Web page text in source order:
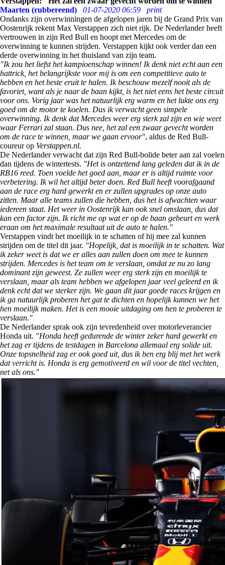
Maarten (rubbereend)
01-07-2020 06:59
print
Ondanks zijn overwinningen de afgelopen jaren bij de Grand Prix van
Oostenrijk rekent Max Verstappen zich niet rijk. De Nederlander heeft
vertrouwen in zijn Red Bull en hoopt met Mercedes om de
overwinning te kunnen strijden. Verstappen kijkt ook verder dan een
derde overwinning in het thuisland van zijn team.
"Ik zou het liefst het kampioenschap winnen! Ik denk niet echt aan een
hattrick, het belangrijkste voor mij is om een competitieve auto te
hebben en het beste eruit te halen. Ik beschouw mezelf nooit als de
favoriet, want als je naar de baan kijkt, is het niet eens het beste circuit
voor ons. Vorig jaar was het natuurlijk erg warm en het lukte ons erg
goed om de motor te koelen. Dus ik verwacht geen simpele
overwinning. Ik denk dat Mercedes weer erg sterk zal zijn en wie weet
waar Ferrari zal staan. Dus nee, het zal een zwaar gevecht worden
om de race te winnen, maar we gaan ervoor", aldus de Red Bull-
coureur op Verstappen.nl.
De Nederlander verwacht dat zijn Red Bull-bolide beter aan zal voelen
dan tijdens de wintertests. "Het is ontzettend lang geleden dat ik in de
RB16 reed. Toen voelde het goed aan, maar er is altijd ruimte voor
verbetering. Ik wil het altijd beter doen. Red Bull heeft voorafgaand
aan de race erg hard gewerkt en er zullen upgrades op onze auto
zitten. Maar alle teams zullen die hebben, dus het is afwachten waar
iedereen staat. Het weer in Oostenrijk kan ook snel omslaan, dus dat
kan een factor zijn. Ik richt me op wat er op de baan gebeurt en werk
eraan om het maximale resultaat uit de auto te halen."
Verstappen vindt het moeilijk in te schatten of hij mee zal kunnen
strijden om de titel dit jaar. "Hopelijk, dat is moeilijk in te schatten. Wat
ik zeker weet is dat we er alles aan zullen doen om mee te kunnen
strijden. Mercedes is het team om te verslaan, omdat ze nu zo lang
dominant zijn geweest. Ze zullen weer erg sterk zijn en moeilijk te
verslaan, maar als team hebben we afgelopen jaar veel geleerd en ik
denk echt dat we sterker zijn. We gaan dit jaar goede races krijgen en
ik ga natuurlijk proberen het gat te dichten en hopelijk kunnen we het
hen moeilijk maken. Het is een mooie uitdaging om hen te proberen te
verslaan."
De Nederlander sprak ook zijn tevredenheid over motorleverancier
Honda uit. "Honda heeft gedurende de winter zeker hard gewerkt en
het zag er tijdens de testdagen in Barcelona allemaal erg solide uit.
Onze topsnelheid zag er ook goed uit, dus ik ben erg blij met het werk
dat verricht is. Honda is erg gemotiveerd en wil voor de titel vechten,
net als ons."